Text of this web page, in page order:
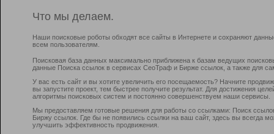
Что мы делаем.
Наши поисковые роботы обходят все сайты в Интернете и сохраняют
всем пользователям.
Поисковая база данных максимально приближена к базам ведущих
данные Поиска ссылок в сервисах СеоТраф и Бирже ссылок, а также для
У вас есть сайт и вы хотите увеличить его посещаемость? Начните
вы запустите проект, тем быстрее получите результат. Для достижения
алгоритмы поисковых систем и постоянно совершенствуем наши сервисы.
Мы предоставляем готовые решения для работы со ссылками: Поиск
Биржу ссылок. Где бы не появились ссылки на ваш сайт, здесь вы всегда
улучшить эффективность продвижения.